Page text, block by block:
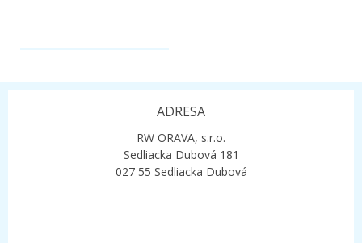
ADRESA
RW ORAVA, s.r.o.
Sedliacka Dubová 181
027 55 Sedliacka Dubová